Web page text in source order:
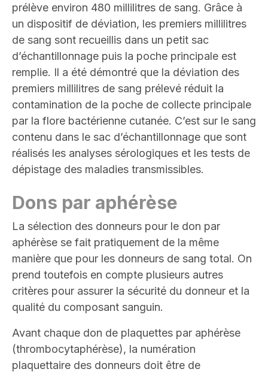
prélève environ 480 millilitres de sang. Grâce à
un dispositif de déviation, les premiers millilitres
de sang sont recueillis dans un petit sac
d’échantillonnage puis la poche principale est
remplie. Il a été démontré que la déviation des
premiers millilitres de sang prélevé réduit la
contamination de la poche de collecte principale
par la flore bactérienne cutanée. C’est sur le sang
contenu dans le sac d’échantillonnage que sont
réalisés les analyses sérologiques et les tests de
dépistage des maladies transmissibles.
Dons par aphérèse
La sélection des donneurs pour le don par
aphérèse se fait pratiquement de la même
manière que pour les donneurs de sang total. On
prend toutefois en compte plusieurs autres
critères pour assurer la sécurité du donneur et la
qualité du composant sanguin.
Avant chaque don de plaquettes par aphérèse
(thrombocytaphérèse), la numération
plaquettaire des donneurs doit être de